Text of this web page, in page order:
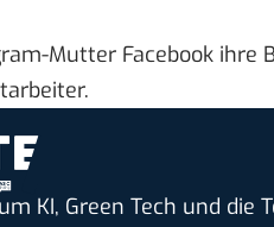
Mutter Facebook ihre
.
KI, Green Tech und die